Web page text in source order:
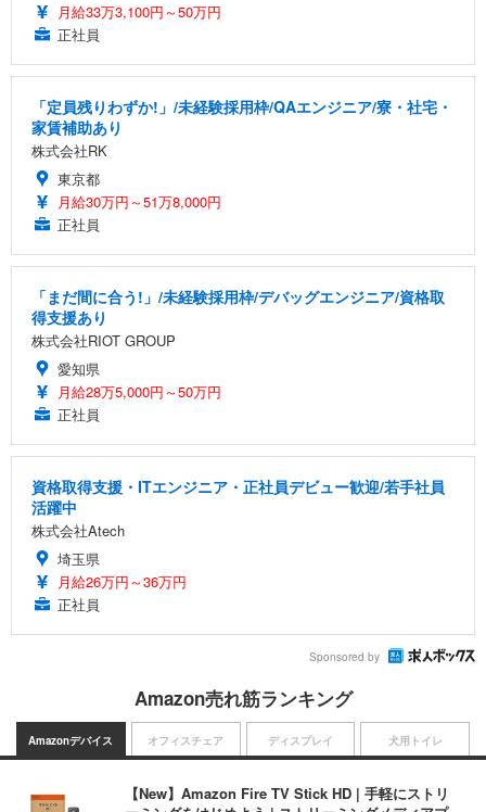
月給33万3,100円～50万円
正社員
「定員残りわずか!」/未経験採用枠/QAエンジニア/寮・社宅・
家賃補助あり
株式会社RK
東京都
月給30万円～51万8,000円
正社員
「まだ間に合う!」/未経験採用枠/デバッグエンジニア/資格取
得支援あり
株式会社RIOT GROUP
愛知県
月給28万5,000円～50万円
正社員
資格取得支援・ITエンジニア・正社員デビュー歓迎/若手社員
活躍中
株式会社Atech
埼玉県
月給26万円～36万円
正社員
Sponsored by
Amazon売れ筋ランキング
Amazonデバイス
【New】Amazon Fire TV Stick HD | 手軽にストリ
オフィスチェア ディスプレイ 犬用トイレ